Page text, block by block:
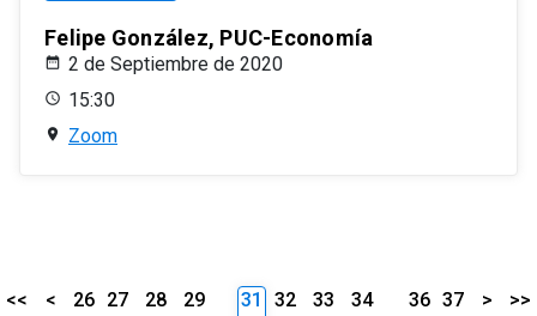
Felipe González, PUC-Economía
2 de Septiembre de 2020
15:30
Zoom
<< < 26 27 28
29
31 32 33
34
36 37 > >>